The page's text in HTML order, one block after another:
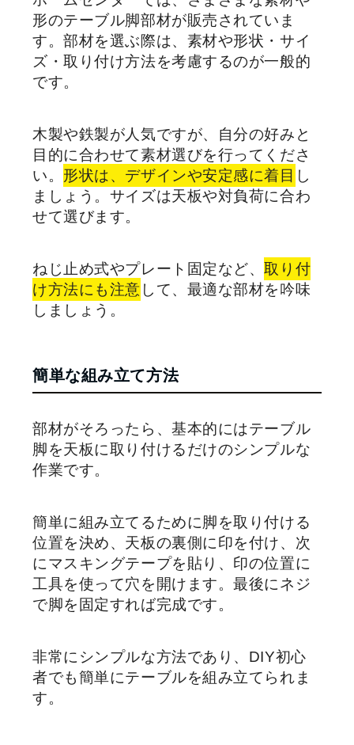
形のテーブル脚部材が販売されていま
す。部材を選ぶ際は、素材や形状・サイ
ズ・取り付け方法を考慮するのが一般的
です。
木製や鉄製が人気ですが、自分の好みと
目的に合わせて素材選びを行ってくださ
い。 形状は、デザインや安定感に着目 し
ましょう。サイズは天板や対負荷に合わ
せて選びます。
ねじ止め式やプレート固定など、取り付
け方法にも注意 して、最適な部材を吟味
しましょう。
簡単な組み立て方法
部材がそろったら、基本的にはテーブル
脚を天板に取り付けるだけのシンプルな
作業です。
簡単に組み立てるために脚を取り付ける
位置を決め、天板の裏側に印を付け、次
にマスキングテープを貼り、印の位置に
工具を使って穴を開けます。最後にネジ
で脚を固定すれば完成です。
非常にシンプルな方法であり、DIY初心
者でも簡単にテーブルを組み立てられま
す。